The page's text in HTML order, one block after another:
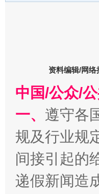
资料编辑/网络
中国/公众/
一、 遵守各
规及行业规
间接引起的
递假新闻造